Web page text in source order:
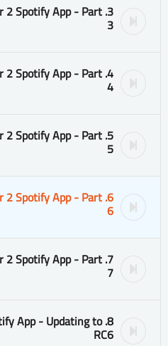
2 Spotify App - Part
3
2 Spotify App - Part
4
2 Spotify App - Part
5
2 Spotify App - Part
6
2 Spotify App - Part
7
App - Updating to
RC6